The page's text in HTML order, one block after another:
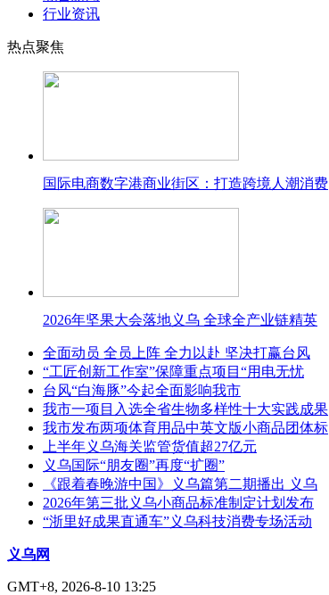
行业资讯
热点聚焦
国际电商数字港商业街区：打造跨境人潮消费
2026年坚果大会落地义乌 全球全产业链精英
全面动员 全员上阵 全力以赴 坚决打赢台风
“工匠创新工作室”保障重点项目“用电无忧
台风“白海豚”今起全面影响我市
我市一项目入选全省生物多样性十大实践成果
我市发布两项体育用品中英文版小商品团体标
上半年义乌海关监管货值超27亿元
义乌国际“朋友圈”再度“扩圈”
《跟着春晚游中国》义乌篇第二期播出 义乌
2026年第三批义乌小商品标准制定计划发布
“浙里好成果直通车”义乌科技消费专场活动
义乌网
GMT+8, 2026-8-10 13:25